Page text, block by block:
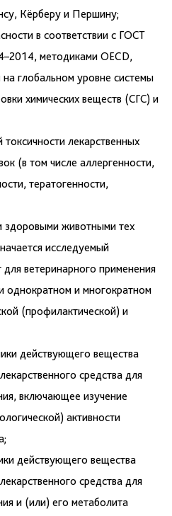
Кёрберу и Першину;
в соответствии с ГОСТ
методиками OECD,
на глобальном уровне системы
химических веществ (СГС) и
лекарственных
(в том числе аллергенности,
тератогенности,
здоровыми животными тех
исследуемый
ветеринарного применения
однократном и многократном
(профилактической) и
действующего вещества
средства для
включающее изучение
активности
действующего вещества
средства для
и (или) его метаболита